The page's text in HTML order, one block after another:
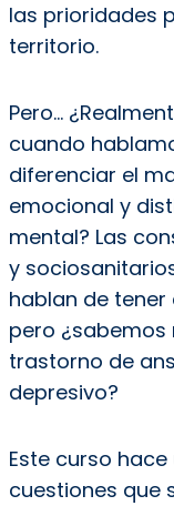
las prioridades
territorio.
Pero...
cuando
diferenciar el
emocional y
mental? Las
y
hablan de
pero ¿sabemos
trastorno de
depresivo?
Este curso
cuestiones que